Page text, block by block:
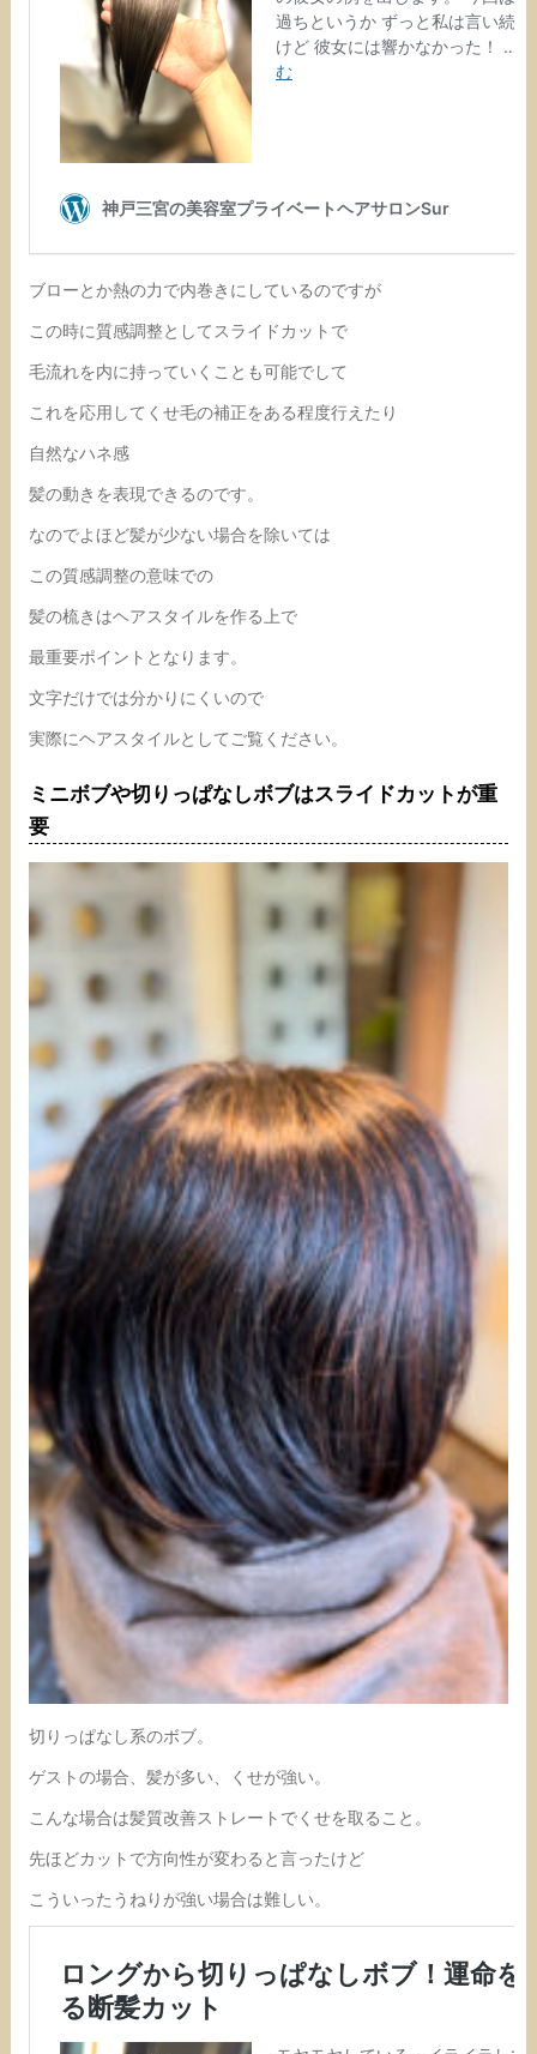
ブローとか熱の力で内巻きにしているのですが
この時に質感調整としてスライドカットで
毛流れを内に持っていくことも可能でして
これを応用してくせ毛の補正をある程度行えたり
自然なハネ感
髪の動きを表現できるのです。
なのでよほど髪が少ない場合を除いては
この質感調整の意味での
髪の梳きはヘアスタイルを作る上で
最重要ポイントとなります。
文字だけでは分かりにくいので
実際にヘアスタイルとしてご覧ください。
ミニボブや切りっぱなしボブはスライドカットが重
要
切りっぱなし系のボブ。
ゲストの場合、髪が多い、くせが強い。
こんな場合は髪質改善ストレートでくせを取ること。
先ほどカットで方向性が変わると言ったけど
こういったうねりが強い場合は難しい。